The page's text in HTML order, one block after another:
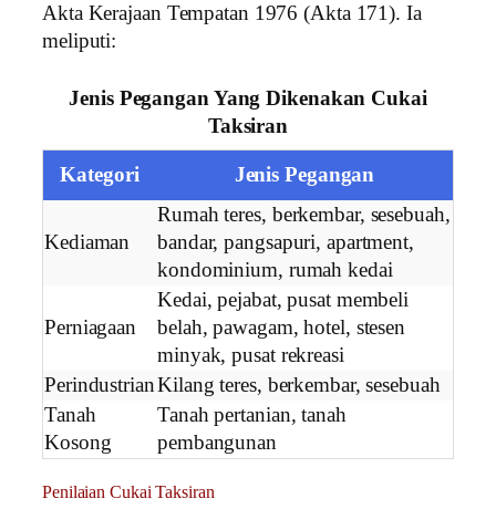
Akta Kerajaan Tempatan 1976 (Akta 171). Ia
meliputi:
Jenis Pegangan Yang Dikenakan Cukai
Taksiran
Kategori Jenis Pegangan
Kediaman
Rumah teres, berkembar, sesebuah,
bandar, pangsapuri, apartment,
kondominium, rumah kedai
Perniagaan
Kedai, pejabat, pusat membeli
belah, pawagam, hotel, stesen
minyak, pusat rekreasi
PerindustrianKilang teres, berkembar, sesebuah
Tanah
Kosong
Tanah pertanian, tanah
pembangunan
Penilaian Cukai Taksiran